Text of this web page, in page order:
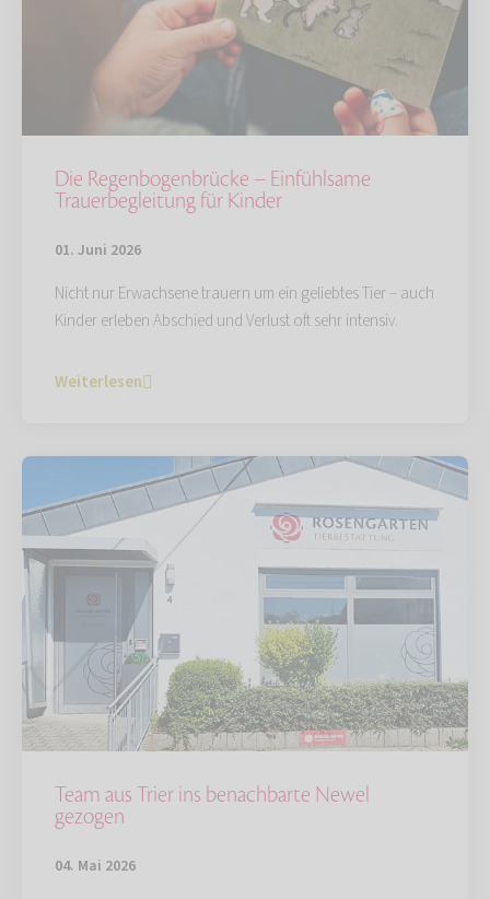
Die Regenbogenbrücke – Einfühlsame
Trauerbegleitung für Kinder
01. Juni 2026
Nicht nur Erwachsene trauern um ein geliebtes Tier – auch
Kinder erleben Abschied und Verlust oft sehr intensiv.
Weiterlesen
Team aus Trier ins benachbarte Newel
gezogen
04. Mai 2026